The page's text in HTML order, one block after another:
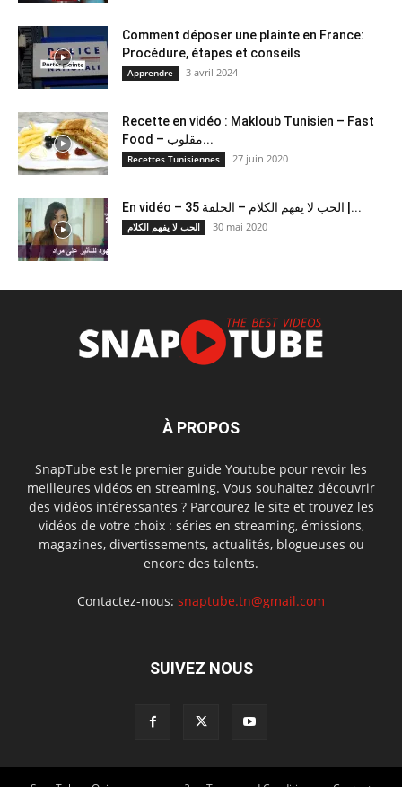
Comment déposer une plainte en France:
Procédure, étapes et conseils
Apprendre 3 avril 2024
Recette en vidéo : Makloub Tunisien – Fast
Food – مقلوب...
Recettes Tunisiennes 27 juin 2020
En vidéo – الحب لا يفهم الكلام – الحلقة 35 |...
الحب لا يفهم الكلام 30 mai 2020
À PROPOS
SnapTube est le premier guide Youtube pour revoir les
meilleures vidéos en streaming. Vous souhaitez découvrir
des vidéos intéressantes ? Parcourez le site et trouvez les
vidéos de votre choix : séries en streaming, émissions,
magazines, divertissements, actualités, blogueuses ou
encore des talents.
Contactez-nous: snaptube.tn@gmail.com
SUIVEZ NOUS